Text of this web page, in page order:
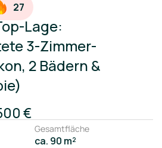
27
Lage:
3-Zimmer-
2 Bädern &
€
Gesamtfläche
ca. 90 m²